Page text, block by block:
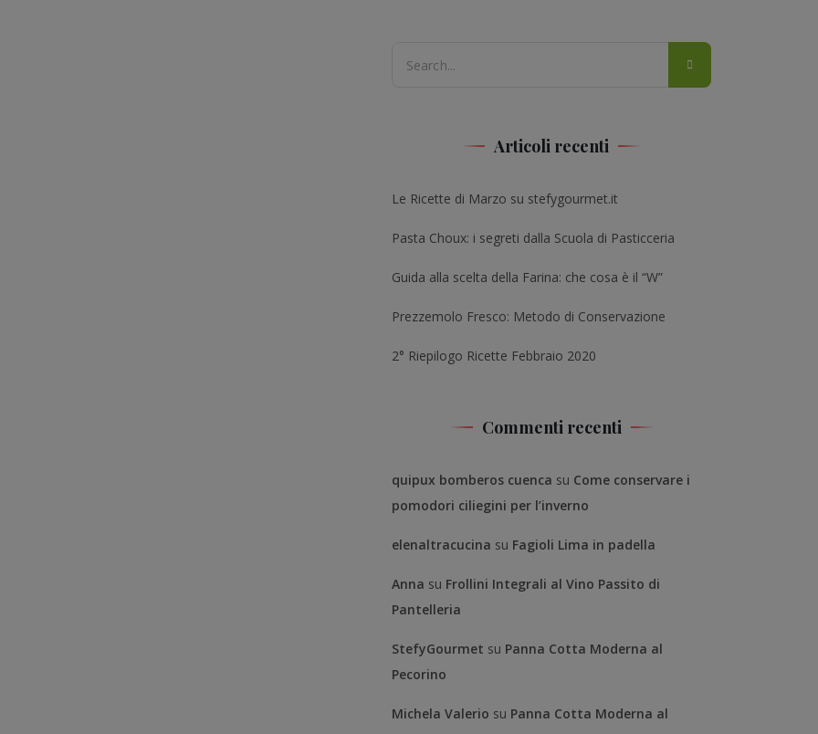
Articoli recenti
Le Ricette di Marzo su stefygourmet.it
Pasta Choux: i segreti dalla Scuola di Pasticceria
Guida alla scelta della Farina: che cosa è il “W”
Prezzemolo Fresco: Metodo di Conservazione
2° Riepilogo Ricette Febbraio 2020
Commenti recenti
quipux bomberos cuenca su Come conservare i
pomodori ciliegini per l’inverno
elenaltracucina su Fagioli Lima in padella
Anna su Frollini Integrali al Vino Passito di
Pantelleria
StefyGourmet su Panna Cotta Moderna al
Pecorino
Michela Valerio su Panna Cotta Moderna al